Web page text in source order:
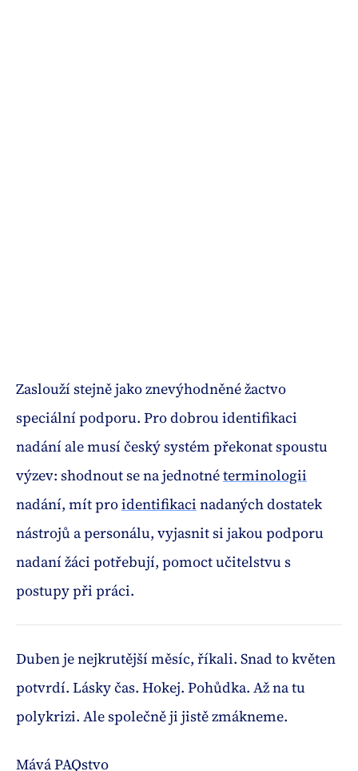
Zaslouží stejně jako znevýhodněné žactvo
speciální podporu. Pro dobrou identifikaci
nadání ale musí český systém překonat spoustu
výzev: shodnout se na jednotnéterminologii
nadání, mít proidentifikaci nadaných dostatek
nástrojů a personálu, vyjasnit si jakou podporu
nadaní žáci potřebují, pomoct učitelstvu s
postupy při práci.
Duben je nejkrutější měsíc, říkali. Snad to květen
potvrdí. Lásky čas. Hokej. Pohůdka. Až na tu
polykrizi. Ale společně ji jistě zmákneme.
Mává PAQstvo